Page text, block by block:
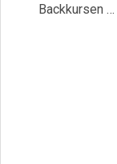
Backkursen …